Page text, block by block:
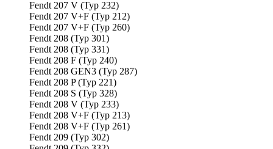
Fendt 207 V (Typ 232)
Fendt 207 V+F (Typ 212)
Fendt 207 V+F (Typ 260)
Fendt 208 (Typ 301)
Fendt 208 (Typ 331)
Fendt 208 F (Typ 240)
Fendt 208 GEN3 (Typ 287)
Fendt 208 P (Typ 221)
Fendt 208 S (Typ 328)
Fendt 208 V (Typ 233)
Fendt 208 V+F (Typ 213)
Fendt 208 V+F (Typ 261)
Fendt 209 (Typ 302)